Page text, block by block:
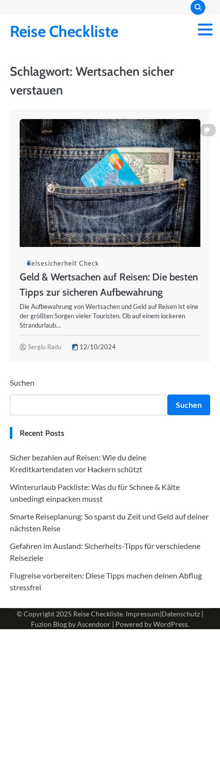
content
Reise Checkliste
Schlagwort: Wertsachen sicher
verstauen
0
Reisesicherheit Check
Geld & Wertsachen auf Reisen: Die besten
Tipps zur sicheren Aufbewahrung
Die Aufbewahrung von Wertsachen und Geld auf Reisen ist eine
der größten Sorgen vieler Touristen. Ob auf einem lockeren
Strandurlaub…
Sergiu Radu 12/10/2024
Suchen
Suchen
Recent Posts
Sicher bezahlen auf Reisen: Wie du deine
Kreditkartendaten vor Hackern schützt
Winterurlaub Packliste: Was du für Schnee & Kälte
unbedingt einpacken musst
Smarte Reiseplanung: So sparst du Zeit und Geld auf deiner
nächsten Reise
Gefahren im Ausland: Sicherheits-Tipps für verschiedene
Reiseziele
Flugreise vorbereiten: Diese Tipps machen deinen Abflug
stressfrei
© Copyright 2025 Reise Checkliste. Impressum|Datenschutz |
Fuzion Blog byAscendoor | Powered byWordPress.